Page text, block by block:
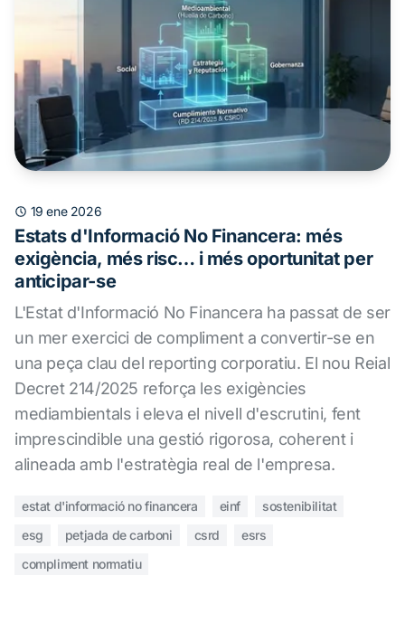
19 ene 2026
Estats d'Informació No Financera: més
exigència, més risc… i més oportunitat per
anticipar-se
L'Estat d'Informació No Financera ha passat de ser
un mer exercici de compliment a convertir-se en
una peça clau del reporting corporatiu. El nou Reial
Decret 214/2025 reforça les exigències
mediambientals i eleva el nivell d'escrutini, fent
imprescindible una gestió rigorosa, coherent i
alineada amb l'estratègia real de l'empresa.
estat d'informació no financera einf
sostenibilitat
esg
petjada de carboni csrd
esrs
compliment normatiu